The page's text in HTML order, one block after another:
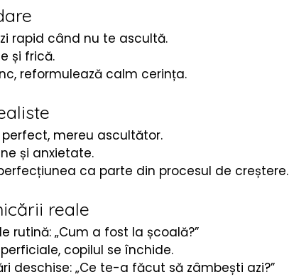
rapid când nu te ascultă.
și frică.
reformulează calm cerința.
perfect, mereu ascultător.
și anxietate.
ca parte din procesul de creștere.
reale
rutină: „Cum a fost la școală?”
copilul se închide.
deschise: „Ce te-a făcut să zâmbești azi?”